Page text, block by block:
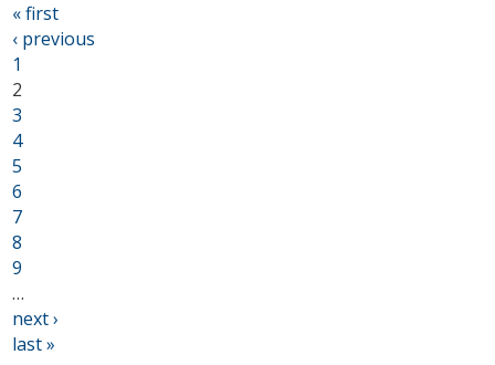
« first
‹ previous
1
2
3
4
5
6
7
8
9
…
next ›
last »